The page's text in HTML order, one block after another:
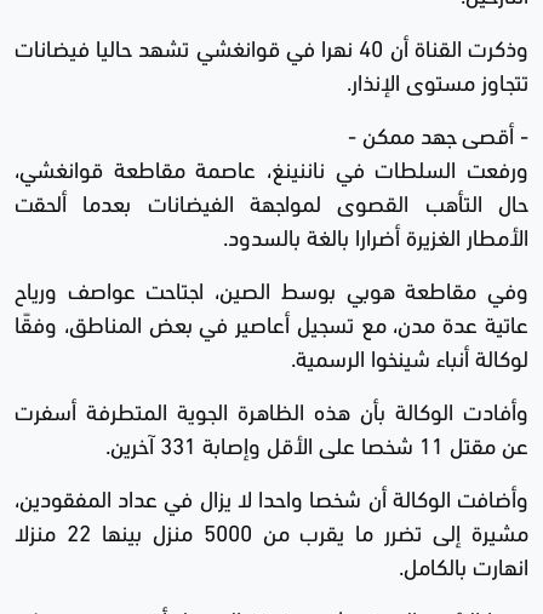
وذكرت القناة أن 40 نهرا في قوانغشي تشهد حاليا فيضانات
تتجاوز مستوى الإنذار.
- أقصى جهد ممكن -
ورفعت السلطات في ناننينغ، عاصمة مقاطعة قوانغشي،
حال التأهب القصوى لمواجهة الفيضانات بعدما ألحقت
الأمطار الغزيرة أضرارا بالغة بالسدود.
وفي مقاطعة هوبي بوسط الصين، اجتاحت عواصف ورياح
عاتية عدة مدن، مع تسجيل أعاصير في بعض المناطق، وفقًا
لوكالة أنباء شينخوا الرسمية.
وأفادت الوكالة بأن هذه الظاهرة الجوية المتطرفة أسفرت
عن مقتل 11 شخصا على الأقل وإصابة 331 آخرين.
وأضافت الوكالة أن شخصا واحدا لا يزال في عداد المفقودين،
مشيرة إلى تضرر ما يقرب من 5000 منزل بينها 22 منزلا
انهارت بالكامل.